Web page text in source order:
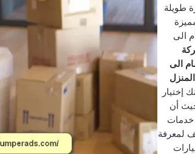
طويلة
الى
الى
إختيار
أن
خدمات
لمعرفة